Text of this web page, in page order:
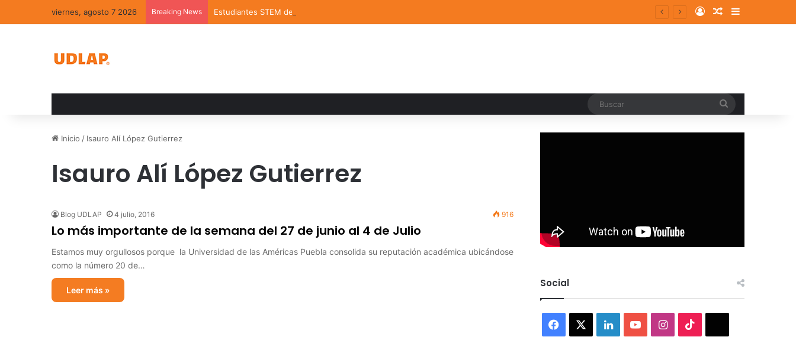
viernes, agosto 7 2026 Breaking News Estudiantes STEM de la UDLAP destacan en el MUTVI 2026 Log InRandom Article
Sidebar
Inicio / Isauro Alí López Gutierrez
Isauro Alí López Gutierrez
Blog UDLAP 4 julio, 2016 916
Lo más importante de la semana del 27 de junio al 4 de Julio
Estamos muy orgullosos porque la Universidad de las Américas Puebla consolida su reputación académica ubicándose
como la número 20 de…
Leer más »
Social
Facebook LinkedInYouTubeInstagram